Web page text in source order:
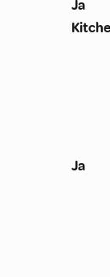
Ja
Ja